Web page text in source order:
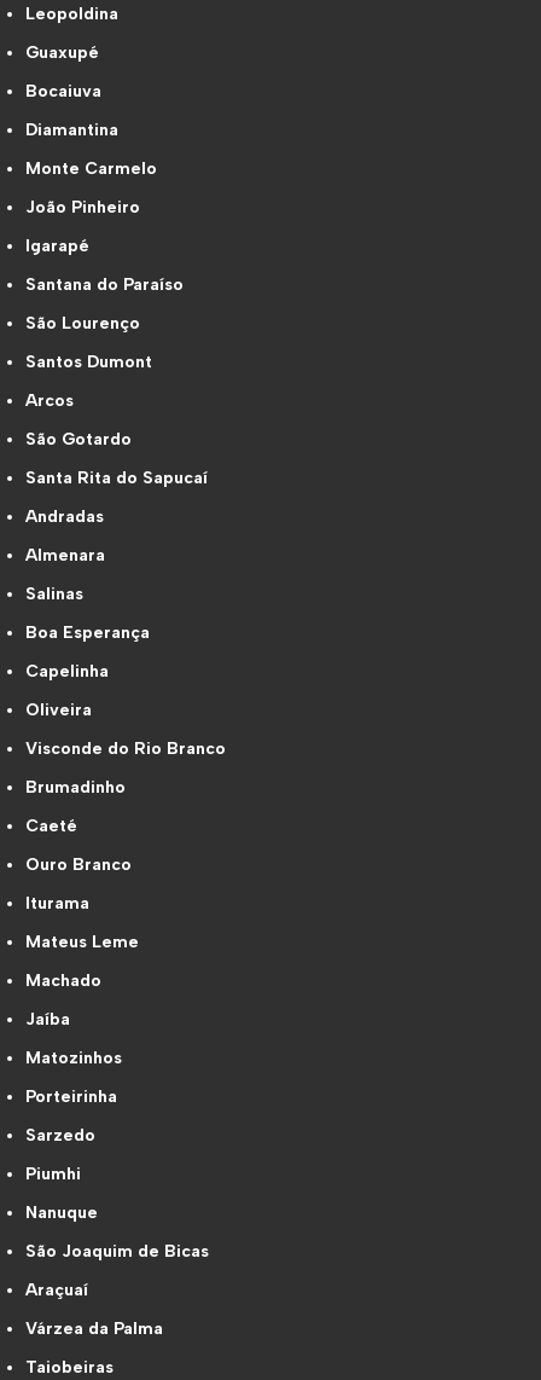
Leopoldina
Guaxupé
Bocaiuva
Diamantina
Monte Carmelo
João Pinheiro
Igarapé
Santana do Paraíso
São Lourenço
Santos Dumont
Arcos
São Gotardo
Santa Rita do Sapucaí
Andradas
Almenara
Salinas
Boa Esperança
Capelinha
Oliveira
Visconde do Rio Branco
Brumadinho
Caeté
Ouro Branco
Iturama
Mateus Leme
Machado
Jaíba
Matozinhos
Porteirinha
Sarzedo
Piumhi
Nanuque
São Joaquim de Bicas
Araçuaí
Várzea da Palma
Taiobeiras